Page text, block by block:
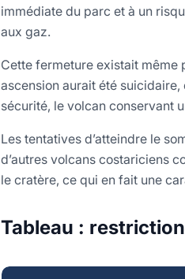
immédiate du parc et à un
aux gaz.
Cette fermeture existait même
ascension aurait été suicidaire,
sécurité, le volcan conservant
Les tentatives d’atteindre le
d’autres volcans costariciens
le cratère, ce qui en fait une
Tableau :